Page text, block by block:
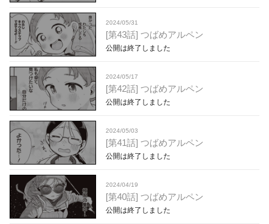
2024/05/31
[第43話] つばめアルペン
公開は終了しました
2024/05/17
[第42話] つばめアルペン
公開は終了しました
2024/05/03
[第41話] つばめアルペン
公開は終了しました
2024/04/19
[第40話] つばめアルペン
公開は終了しました